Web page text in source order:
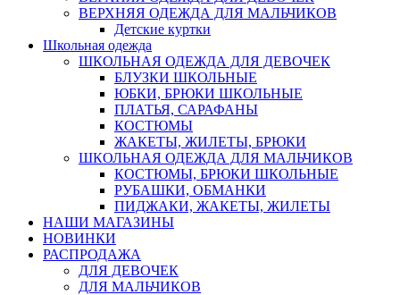
ВЕРХНЯЯ ОДЕЖДА ДЛЯ МАЛЬЧИКОВ
Детские куртки
Школьная одежда
ШКОЛЬНАЯ ОДЕЖДА ДЛЯ ДЕВОЧЕК
БЛУЗКИ ШКОЛЬНЫЕ
ЮБКИ, БРЮКИ ШКОЛЬНЫЕ
ПЛАТЬЯ, САРАФАНЫ
КОСТЮМЫ
ЖАКЕТЫ, ЖИЛЕТЫ, БРЮКИ
ШКОЛЬНАЯ ОДЕЖДА ДЛЯ МАЛЬЧИКОВ
КОСТЮМЫ, БРЮКИ ШКОЛЬНЫЕ
РУБАШКИ, ОБМАНКИ
ПИДЖАКИ, ЖАКЕТЫ, ЖИЛЕТЫ
НАШИ МАГАЗИНЫ
НОВИНКИ
РАСПРОДАЖА
ДЛЯ ДЕВОЧЕК
ДЛЯ МАЛЬЧИКОВ